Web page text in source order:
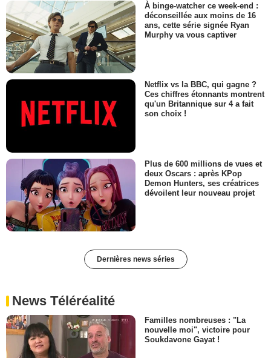
À binge-watcher ce week-end :
déconseillée aux moins de 16
ans, cette série signée Ryan
Murphy va vous captiver
Netflix vs la BBC, qui gagne ?
Ces chiffres étonnants montrent
qu'un Britannique sur 4 a fait
son choix !
Plus de 600 millions de vues et
deux Oscars : après KPop
Demon Hunters, ses créatrices
dévoilent leur nouveau projet
Dernières news séries
News Téléréalité
Familles nombreuses : "La
nouvelle moi", victoire pour
Soukdavone Gayat !